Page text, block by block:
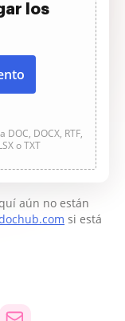
los
DOCX, RTF,
o TXT
aún no están
si está